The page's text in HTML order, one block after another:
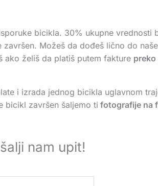
bicikla. 30% ukupne vrednosti
Možeš da dođeš lično do
ako želiš da platiš putem fakture preko
i izrada jednog bicikla uglavnom
bicikl završen šaljemo ti fotografije na
nam upit!